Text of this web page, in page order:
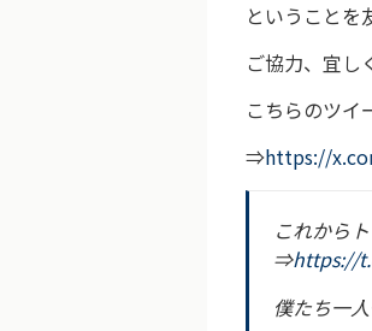
ということを
ご協力、宜
こちらのツイ
⇒https://
これから
⇒https://
僕たち一